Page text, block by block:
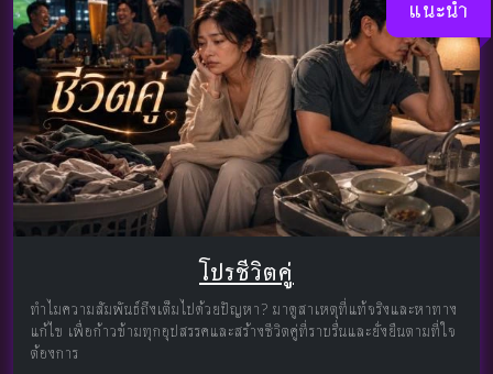
แนะนำ
โปรชีวิตคู่
ทำไมความสัมพันธ์ถึงเต็มไปด้วยปัญหา? มาดูสาเหตุที่แท้จริงและหาทาง
แก้ไข เพื่อก้าวข้ามทุกอุปสรรคและสร้างชีวิตคู่ที่ราบรื่นและยั่งยืนตามที่ใจ
ต้องการ